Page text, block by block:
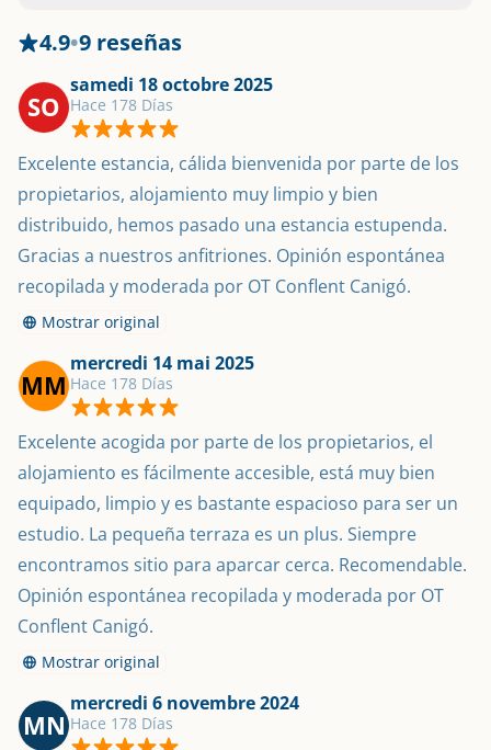
4.9•9 reseñas
SO
samedi 18 octobre 2025
Hace 178 Días
Excelente estancia, cálida bienvenida por parte de los
propietarios, alojamiento muy limpio y bien
distribuido, hemos pasado una estancia estupenda.
Gracias a nuestros anfitriones. Opinión espontánea
recopilada y moderada por OT Conflent Canigó.
Mostrar original
MM
mercredi 14 mai 2025
Hace 178 Días
Excelente acogida por parte de los propietarios, el
alojamiento es fácilmente accesible, está muy bien
equipado, limpio y es bastante espacioso para ser un
estudio. La pequeña terraza es un plus. Siempre
encontramos sitio para aparcar cerca. Recomendable.
Opinión espontánea recopilada y moderada por OT
Conflent Canigó.
Mostrar original
MN
mercredi 6 novembre 2024
Hace 178 Días